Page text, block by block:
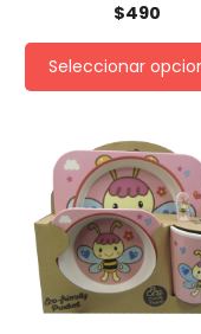
$490
Seleccionar